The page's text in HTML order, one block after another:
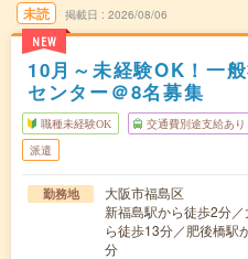
未読
NEW
掲載日 2026/08/06
10月～未経験OK！一
センター＠8名募集
職種未経験OK 交通費別途支給あり
派遣
勤務地
大阪市福島区
新福島駅から徒歩2分
ら徒歩13分／肥後橋駅
分